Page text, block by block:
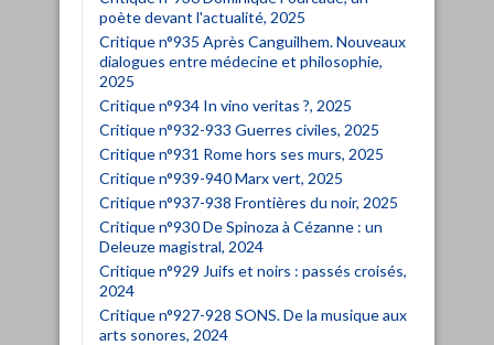
poète devant l'actualité, 2025
Critique n°935 Après Canguilhem. Nouveaux
dialogues entre médecine et philosophie,
2025
Critique n°934 In vino veritas ?, 2025
Critique n°932-933 Guerres civiles, 2025
Critique n°931 Rome hors ses murs, 2025
Critique n°939-940 Marx vert, 2025
Critique n°937-938 Frontières du noir, 2025
Critique n°930 De Spinoza à Cézanne : un
Deleuze magistral, 2024
Critique n°929 Juifs et noirs : passés croisés,
2024
Critique n°927-928 SONS. De la musique aux
arts sonores, 2024